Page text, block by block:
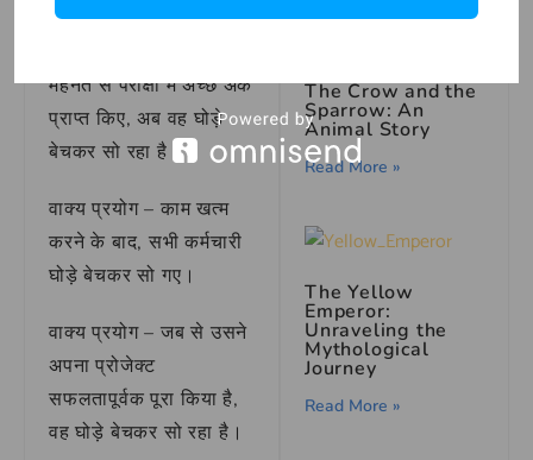
मेहनत से परीक्षा में अच्छे अंक
प्राप्त किए, अब वह घोड़े
बेचकर सो रहा है।
वाक्य प्रयोग – काम खत्म
करने के बाद, सभी कर्मचारी
घोड़े बेचकर सो गए।
वाक्य प्रयोग – जब से उसने
अपना प्रोजेक्ट
सफलतापूर्वक पूरा किया है,
वह घोड़े बेचकर सो रहा है।
The Crow and the
Sparrow: An
Animal Story
Read More »
The Yellow
Emperor:
Unraveling the
Mythological
Journey
Read More »